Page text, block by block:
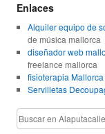
Enlaces
Alquiler equipo de
de música mallorca
diseñador web
freelance mallorca
fisioterapia Mallorca
Servilletas